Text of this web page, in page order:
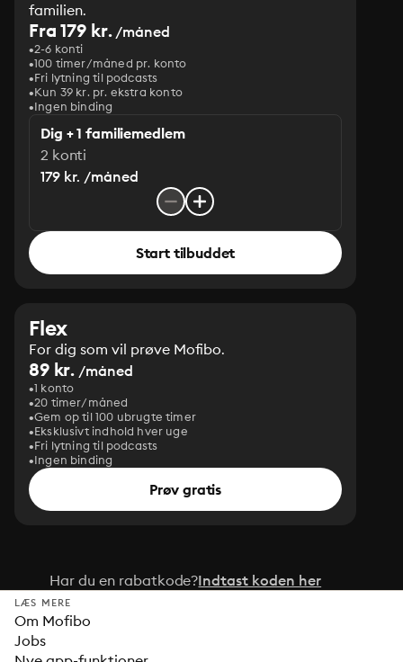
familien.
Fra 179 kr./måned
2-6 konti
100 timer/måned pr. konto
Fri lytning til podcasts
Kun 39 kr. pr. ekstra konto
Ingen binding
Dig + 1 familiemedlem
2 konti
179 kr. /måned
Start tilbuddet
Flex
For dig som vil prøve Mofibo.
89 kr. /måned
1 konto
20 timer/måned
Gem op til 100 ubrugte timer
Eksklusivt indhold hver uge
Fri lytning til podcasts
Ingen binding
Prøv gratis
Har du en rabatkode?Indtast koden her
LÆS MERE
Om Mofibo
Jobs